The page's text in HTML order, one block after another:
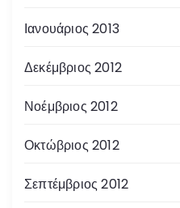
Ιανουάριος 2013
Δεκέμβριος 2012
Νοέμβριος 2012
Οκτώβριος 2012
Σεπτέμβριος 2012